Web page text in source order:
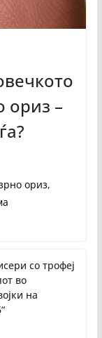
ориз –
ориз,
со трофеј
во
на